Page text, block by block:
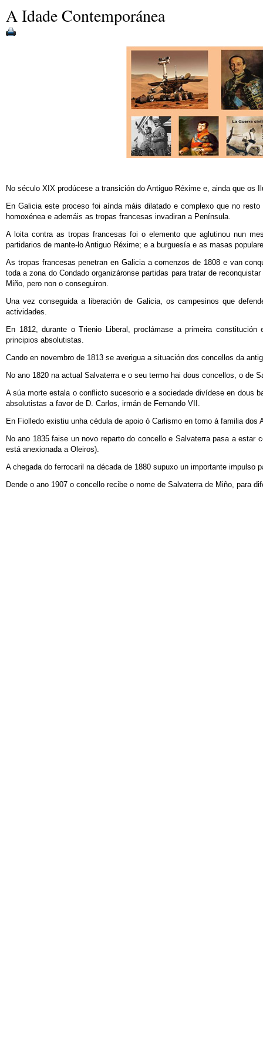
A Idade Contemporánea
No século XIX prodúcese a transición do Antiguo Réxime e, ainda que os
En Galicia este proceso foi aínda máis dilatado e complexo que no
homoxénea e ademáis as tropas francesas invadiran a Península.
A loita contra as tropas francesas foi o elemento que aglutinou nun
partidarios de mante-lo Antiguo Réxime; e a burguesía e as masas
As tropas francesas penetran en Galicia a comenzos de 1808 e van
toda a zona do Condado organizáronse partidas para tratar de
Miño, pero non o conseguiron.
Una vez conseguida a liberación de Galicia, os campesinos que
actividades.
En 1812, durante o Trienio Liberal, proclámase a primeira
principios absolutistas.
Cando en novembro de 1813 se averigua a situación dos concellos da
No ano 1820 na actual Salvaterra e o seu termo hai dous concellos, o de
A súa morte estala o conflicto sucesorio e a sociedade divídese en dous
absolutistas a favor de D. Carlos, irmán de Fernando VII.
En Fiolledo existiu unha cédula de apoio ó Carlismo en torno á familia dos
No ano 1835 faise un novo reparto do concello e Salvaterra pasa a
está anexionada a Oleiros).
A chegada do ferrocaril na década de 1880 supuxo un importante impulso
Dende o ano 1907 o concello recibe o nome de Salvaterra de Miño, para